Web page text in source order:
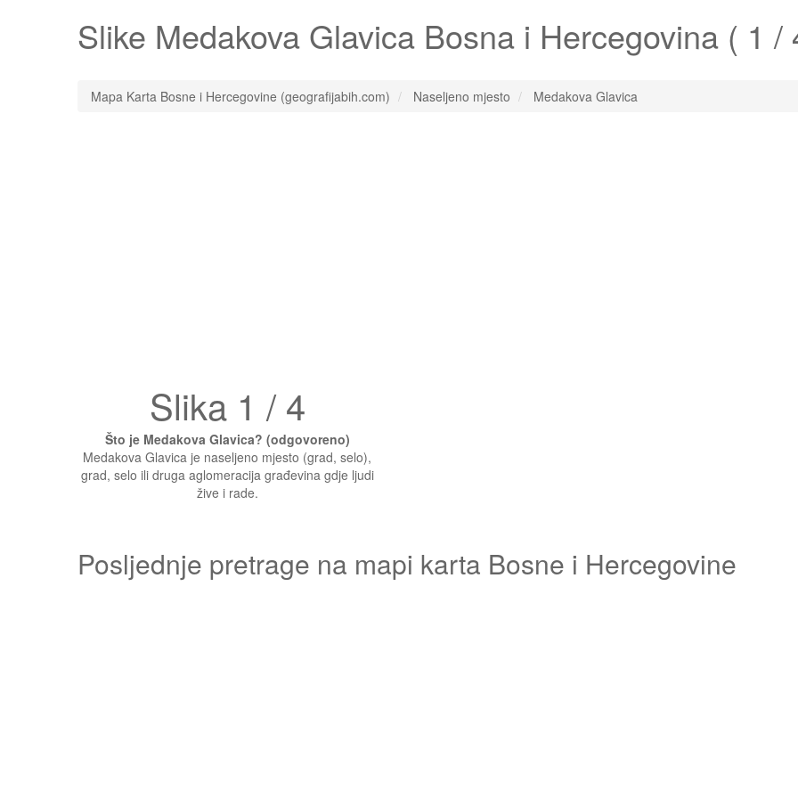
Slike Medakova Glavica Bosna i Hercegovina ( 1 /
Mapa Karta Bosne i Hercegovine (geografijabih.com) Naseljeno mjesto Medakova Glavica
Slika 1 / 4
Što je Medakova Glavica? (odgovoreno)
Medakova Glavica je naseljeno mjesto (grad, selo),
grad, selo ili druga aglomeracija građevina gdje ljudi
žive i rade.
Posljednje pretrage na mapi karta Bosne i Hercegovine